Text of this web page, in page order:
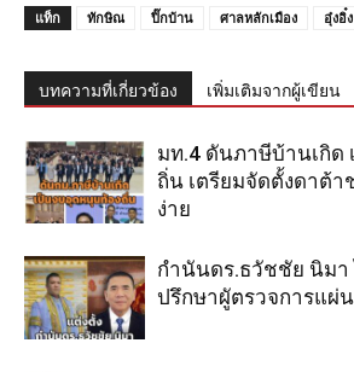
แท็ก ทักษิณ ปิ๊กบ้าน ศาลหลักเมือง อุ๋งอิ๋ง
บทความที่เกี่ยวข้อง เพิ่มเติมจากผู้เขียน
มท.4 ดันภาษีบ้านเกิด
ถิ่น เตรียมจัดตั้งดาต้
ง่าย
กำนันดร.ธวัชชัย นิมา
ปรึกษาผูัตรวจการแผ่